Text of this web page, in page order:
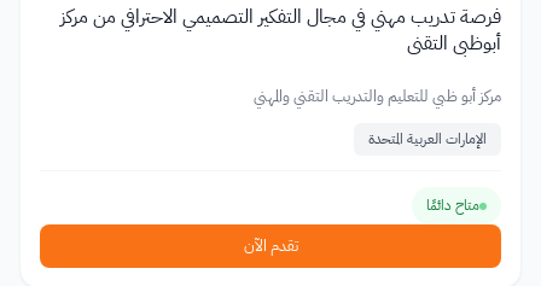
فرصة تدريب مهني في مجال التفكير التصميمي الاحترافي من مركز
أبوظبي التقني
مركز أبو ظبي للتعليم والتدريب التقني والمهني
الإمارات العربية المتحدة
متاح دائمًا
تقدم الآن